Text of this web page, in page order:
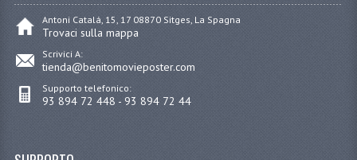
Antoni Catalá, 15, 17 08870 Sitges, La Spagna
Trovaci sulla mappa
Scrivici A:
tienda@benitomovieposter.com
Supporto telefonico:
93 894 72 448 - 93 894 72 44